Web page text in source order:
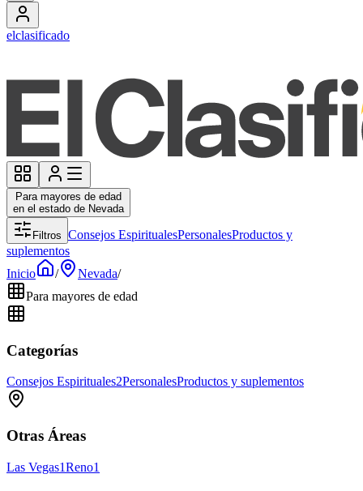
elclasificado
Para mayores de edad
en el estado de Nevada
Filtros Consejos EspiritualesPersonalesProductos y
suplementos
Inicio
/ Nevada/
Para mayores de edad
Categorías
Consejos Espirituales2PersonalesProductos y suplementos
Otras Áreas
Las Vegas1Reno1